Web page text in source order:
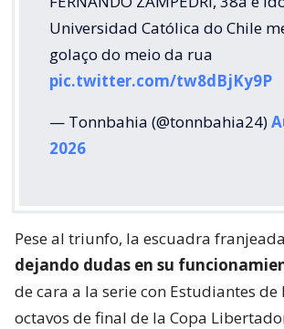
Universidad Católica do Chile
golaço do meio da rua
pic.twitter.com/tw8dBjKy9P
— Tonnbahia (@tonnbahia24)
2026
Pese al triunfo, la escuadra franjeada
dejando dudas en su
de cara a la serie con Estudiantes de
octavos de final de la Copa